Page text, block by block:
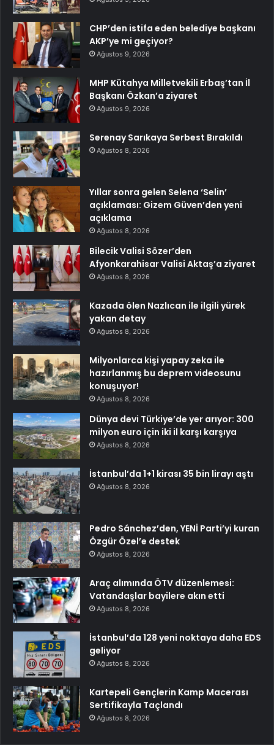
CHP’den istifa eden belediye başkanı
AKP’ye mi geçiyor?
Ağustos 9, 2026
MHP Kütahya Milletvekili Erbaş’tan İl
Başkanı Özkan’a ziyaret
Ağustos 9, 2026
Serenay Sarıkaya Serbest Bırakıldı
Ağustos 8, 2026
Yıllar sonra gelen Selena ‘Selin’
açıklaması: Gizem Güven’den yeni
açıklama
Ağustos 8, 2026
Bilecik Valisi Sözer’den
Afyonkarahisar Valisi Aktaş’a ziyaret
Ağustos 8, 2026
Kazada ölen Nazlıcan ile ilgili yürek
yakan detay
Ağustos 8, 2026
Milyonlarca kişi yapay zeka ile
hazırlanmış bu deprem videosunu
konuşuyor!
Ağustos 8, 2026
Dünya devi Türkiye’de yer arıyor: 300
milyon euro için iki il karşı karşıya
Ağustos 8, 2026
İstanbul’da 1+1 kirası 35 bin lirayı aştı
Ağustos 8, 2026
Pedro Sánchez’den, YENİ Parti’yi kuran
Özgür Özel’e destek
Ağustos 8, 2026
Araç alımında ÖTV düzenlemesi:
Vatandaşlar bayilere akın etti
Ağustos 8, 2026
İstanbul’da 128 yeni noktaya daha EDS
geliyor
Ağustos 8, 2026
Kartepeli Gençlerin Kamp Macerası
Sertifikayla Taçlandı
Ağustos 8, 2026